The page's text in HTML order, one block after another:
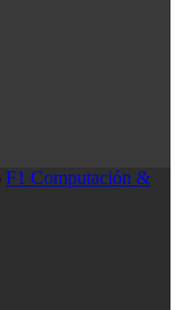
F1 Computación &